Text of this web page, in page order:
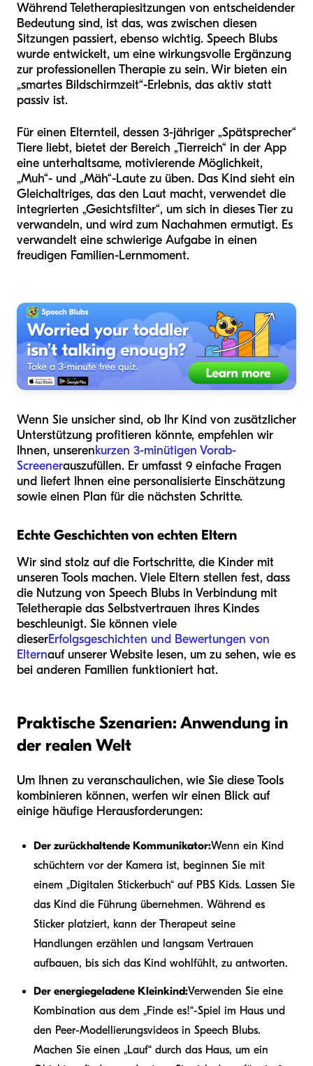
Während Teletherapiesitzungen von entscheidender
Bedeutung sind, ist das, was zwischen diesen
Sitzungen passiert, ebenso wichtig. Speech Blubs
wurde entwickelt, um eine wirkungsvolle Ergänzung
zur professionellen Therapie zu sein. Wir bieten ein
„smartes Bildschirmzeit“-Erlebnis, das aktiv statt
passiv ist.
Für einen Elternteil, dessen 3-jähriger „Spätsprecher“
Tiere liebt, bietet der Bereich „Tierreich“ in der App
eine unterhaltsame, motivierende Möglichkeit,
„Muh“- und „Mäh“-Laute zu üben. Das Kind sieht ein
Gleichaltriges, das den Laut macht, verwendet die
integrierten „Gesichtsfilter“, um sich in dieses Tier zu
verwandeln, und wird zum Nachahmen ermutigt. Es
verwandelt eine schwierige Aufgabe in einen
freudigen Familien-Lernmoment.
Wenn Sie unsicher sind, ob Ihr Kind von zusätzlicher
Unterstützung profitieren könnte, empfehlen wir
Ihnen, unserenkurzen 3-minütigen Vorab-
Screenerauszufüllen. Er umfasst 9 einfache Fragen
und liefert Ihnen eine personalisierte Einschätzung
sowie einen Plan für die nächsten Schritte.
Echte Geschichten von echten Eltern
Wir sind stolz auf die Fortschritte, die Kinder mit
unseren Tools machen. Viele Eltern stellen fest, dass
die Nutzung von Speech Blubs in Verbindung mit
Teletherapie das Selbstvertrauen ihres Kindes
beschleunigt. Sie können viele
dieserErfolgsgeschichten und Bewertungen von
Elternauf unserer Website lesen, um zu sehen, wie es
bei anderen Familien funktioniert hat.
Praktische Szenarien: Anwendung in
der realen Welt
Um Ihnen zu veranschaulichen, wie Sie diese Tools
kombinieren können, werfen wir einen Blick auf
einige häufige Herausforderungen:
Der zurückhaltende Kommunikator:Wenn ein Kind
schüchtern vor der Kamera ist, beginnen Sie mit
einem „Digitalen Stickerbuch“ auf PBS Kids. Lassen Sie
das Kind die Führung übernehmen. Während es
Sticker platziert, kann der Therapeut seine
Handlungen erzählen und langsam Vertrauen
aufbauen, bis sich das Kind wohlfühlt, zu antworten.
Der energiegeladene Kleinkind:Verwenden Sie eine
Kombination aus dem „Finde es!“-Spiel im Haus und
den Peer-Modellierungsvideos in Speech Blubs.
Machen Sie einen „Lauf“ durch das Haus, um ein